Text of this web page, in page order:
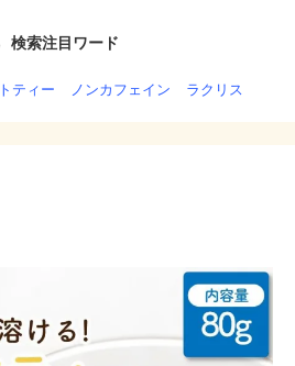
検索注目ワード
ティー ノンカフェイン ラクリス